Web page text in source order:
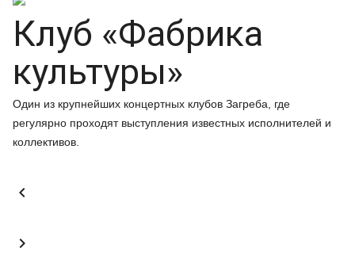
Клуб «Фабрика
культуры»
Один из крупнейших концертных клубов Загреба, где
регулярно проходят выступления известных исполнителей и
коллективов.

